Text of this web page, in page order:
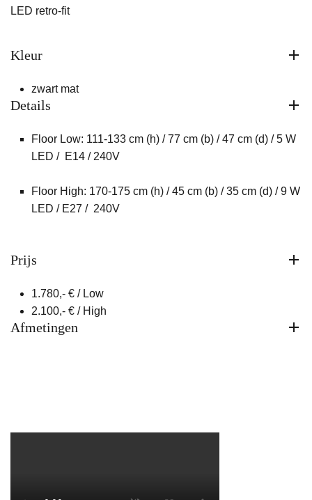
LED retro-fit
Kleur
zwart mat
Details
Floor Low: 111-133 cm (h) / 77 cm (b) / 47 cm (d) / 5 W
LED / E14 / 240V
Floor High: 170-175 cm (h) / 45 cm (b) / 35 cm (d) / 9 W
LED / E27 / 240V
Prijs
1.780,- € / Low
2.100,- € / High
Afmetingen